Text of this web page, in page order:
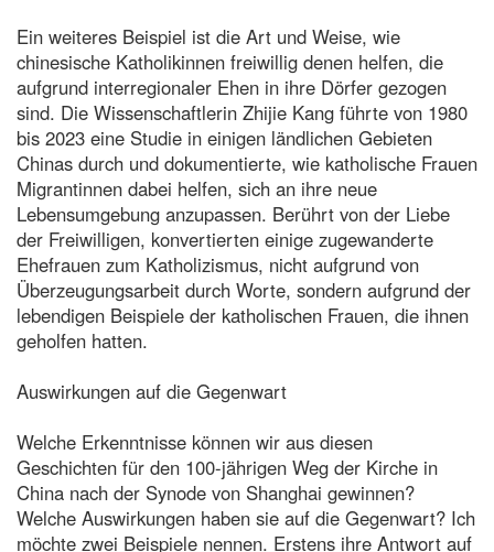
Ein weiteres Beispiel ist die Art und Weise, wie
chinesische Katholikinnen freiwillig denen helfen, die
aufgrund interregionaler Ehen in ihre Dörfer gezogen
sind. Die Wissenschaftlerin Zhijie Kang führte von 1980
bis 2023 eine Studie in einigen ländlichen Gebieten
Chinas durch und dokumentierte, wie katholische Frauen
Migrantinnen dabei helfen, sich an ihre neue
Lebensumgebung anzupassen. Berührt von der Liebe
der Freiwilligen, konvertierten einige zugewanderte
Ehefrauen zum Katholizismus, nicht aufgrund von
Überzeugungsarbeit durch Worte, sondern aufgrund der
lebendigen Beispiele der katholischen Frauen, die ihnen
geholfen hatten.
Auswirkungen auf die Gegenwart
Welche Erkenntnisse können wir aus diesen
Geschichten für den 100-jährigen Weg der Kirche in
China nach der Synode von Shanghai gewinnen?
Welche Auswirkungen haben sie auf die Gegenwart? Ich
möchte zwei Beispiele nennen. Erstens ihre Antwort auf